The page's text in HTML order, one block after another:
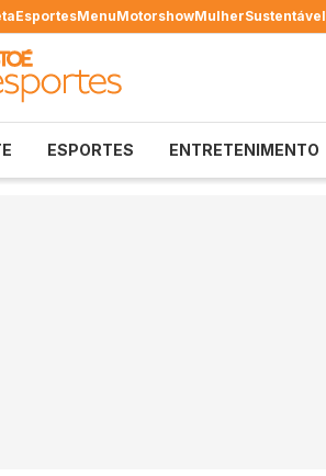
EsportesMenuMotorshowMulherSustentável
ESPORTES ENTRETENIMENTO